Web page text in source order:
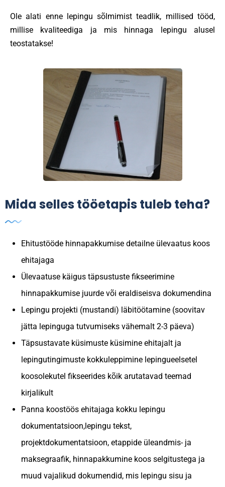
Ole alati enne lepingu sõlmimist teadlik, millised tööd,
millise kvaliteediga ja mis hinnaga lepingu alusel
teostatakse!
Mida selles tööetapis tuleb teha?
Ehitustööde hinnapakkumise detailne ülevaatus koos
ehitajaga
Ülevaatuse käigus täpsustuste fikseerimine
hinnapakkumise juurde või eraldiseisva dokumendina
Lepingu projekti (mustandi) läbitöötamine (soovitav
jätta lepinguga tutvumiseks vähemalt 2-3 päeva)
Täpsustavate küsimuste küsimine ehitajalt ja
lepingutingimuste kokkuleppimine lepingueelsetel
koosolekutel fikseerides kõik arutatavad teemad
kirjalikult
Panna koostöös ehitajaga kokku lepingu
dokumentatsioon,lepingu tekst,
projektdokumentatsioon, etappide üleandmis- ja
maksegraafik, hinnapakkumine koos selgitustega ja
muud vajalikud dokumendid, mis lepingu sisu ja